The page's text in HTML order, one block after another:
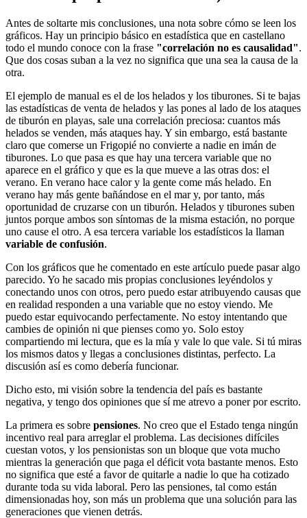
Antes de soltarte mis conclusiones, una nota sobre cómo se leen los
gráficos. Hay un principio básico en estadística que en castellano
todo el mundo conoce con la frase "correlación no es causalidad".
Que dos cosas suban a la vez no significa que una sea la causa de la
otra.
El ejemplo de manual es el de los helados y los tiburones. Si te bajas
las estadísticas de venta de helados y las pones al lado de los ataques
de tiburón en playas, sale una correlación preciosa: cuantos más
helados se venden, más ataques hay. Y sin embargo, está bastante
claro que comerse un Frigopié no convierte a nadie en imán de
tiburones. Lo que pasa es que hay una tercera variable que no
aparece en el gráfico y que es la que mueve a las otras dos: el
verano. En verano hace calor y la gente come más helado. En
verano hay más gente bañándose en el mar y, por tanto, más
oportunidad de cruzarse con un tiburón. Helados y tiburones suben
juntos porque ambos son síntomas de la misma estación, no porque
uno cause el otro. A esa tercera variable los estadísticos la llaman
variable de confusión.
Con los gráficos que he comentado en este artículo puede pasar algo
parecido. Yo he sacado mis propias conclusiones leyéndolos y
conectando unos con otros, pero puedo estar atribuyendo causas que
en realidad responden a una variable que no estoy viendo. Me
puedo estar equivocando perfectamente. No estoy intentando que
cambies de opinión ni que pienses como yo. Solo estoy
compartiendo mi lectura, que es la mía y vale lo que vale. Si tú miras
los mismos datos y llegas a conclusiones distintas, perfecto. La
discusión así es como debería funcionar.
Dicho esto, mi visión sobre la tendencia del país es bastante
negativa, y tengo dos opiniones que sí me atrevo a poner por escrito.
La primera es sobre pensiones. No creo que el Estado tenga ningún
incentivo real para arreglar el problema. Las decisiones difíciles
cuestan votos, y los pensionistas son un bloque que vota mucho
mientras la generación que paga el déficit vota bastante menos. Esto
no significa que esté a favor de quitarle a nadie lo que ha cotizado
durante toda su vida laboral. Pero las pensiones, tal como están
dimensionadas hoy, son más un problema que una solución para las
generaciones que vienen detrás.